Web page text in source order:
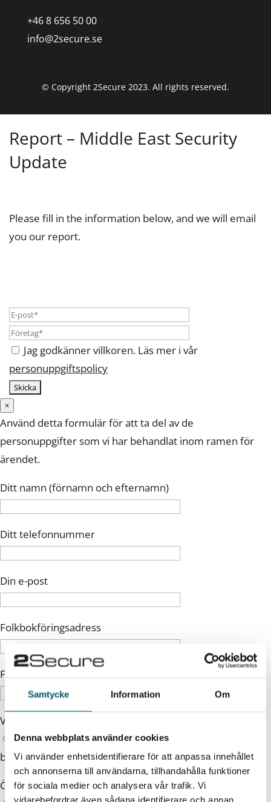
Samtycke Information Om
Denna webbplats använder cookies
Vi använder enhetsidentifierare för att anpassa innehållet
och annonserna till användarna, tillhandahålla funktioner
för sociala medier och analysera vår trafik. Vi
vidarebefordrar även sådana identifierare och annan
+46 8 656 50 00
info@2secure.se
© Copyright 2Secure 2023. All rights reserved.
Report – Middle East Security
Update
Please fill in the information below, and we will email
you our report.
Jag godkänner villkoren. Läs mer i vår
personuppgiftspolicy
×
Använd detta formulär för att ta del av de
personuppgifter som vi har behandlat inom ramen för
ärendet.
Ditt namn (förnamn och efternamn)
Ditt telefonnummer
Din e-post
Folkbokföringsadress
För vilken arbetsgivare görs bakgrundskontrollen?
Vilken rättighet vill du utöva?
Rätt till Radering
Rätt till Information (enbart
bakgrundskontroll)
Önskas utdraget på svenska eller engelska?